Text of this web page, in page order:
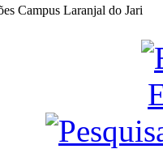
Campus Laranjal do Jari